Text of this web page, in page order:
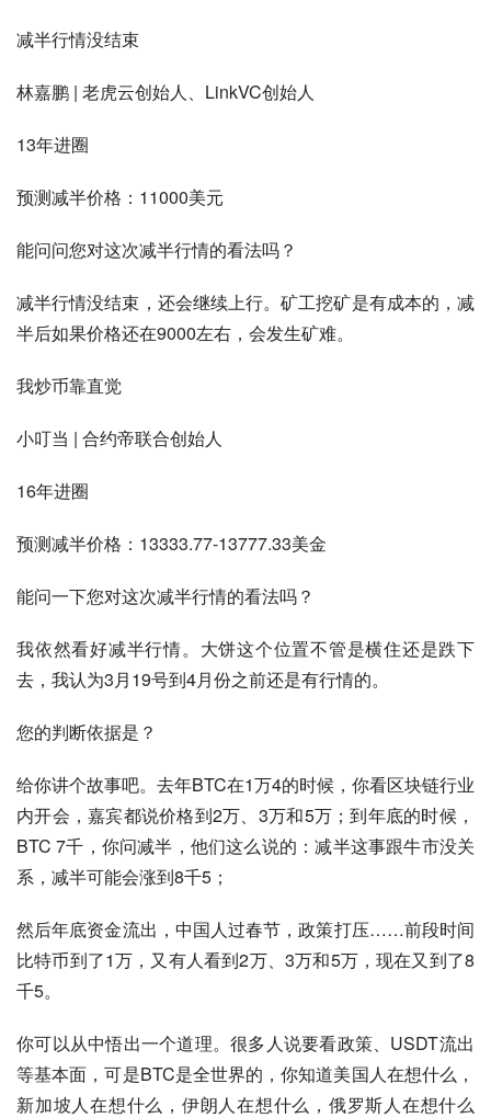
减半行情没结束
林嘉鹏 | 老虎云创始人、LinkVC创始人
13年进圈
预测减半价格：11000美元
能问问您对这次减半行情的看法吗？
减半行情没结束，还会继续上行。矿工挖矿是有成本的，减
半后如果价格还在9000左右，会发生矿难。
我炒币靠直觉
小叮当 | 合约帝联合创始人
16年进圈
预测减半价格：13333.77-13777.33美金
能问一下您对这次减半行情的看法吗？
我依然看好减半行情。大饼这个位置不管是横住还是跌下
去，我认为3月19号到4月份之前还是有行情的。
您的判断依据是？
给你讲个故事吧。去年BTC在1万4的时候，你看区块链行业
内开会，嘉宾都说价格到2万、3万和5万；到年底的时候，
BTC 7千，你问减半，他们这么说的：减半这事跟牛市没关
系，减半可能会涨到8千5；
然后年底资金流出，中国人过春节，政策打压……前段时间
比特币到了1万，又有人看到2万、3万和5万，现在又到了8
千5。
你可以从中悟出一个道理。很多人说要看政策、USDT流出
等基本面，可是BTC是全世界的，你知道美国人在想什么，
新加坡人在想什么，伊朗人在想什么，俄罗斯人在想什么